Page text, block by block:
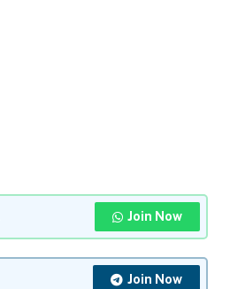
Join Now
Join Now